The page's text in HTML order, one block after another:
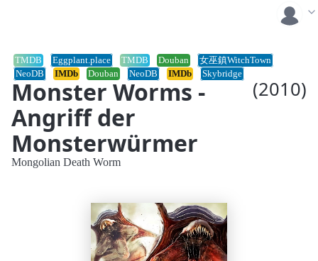
Monster Worms -
Angriff der
Monsterwürmer
(2010)
TMDB Eggplant.place TMDB Douban
女巫鎮WitchTown
NeoDB
IMDb Douban NeoDB IMDb Skybridge
Mongolian Death Worm